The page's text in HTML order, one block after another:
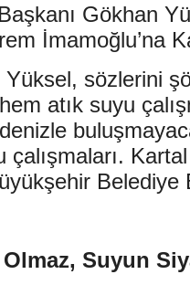
Gökhan
İmamoğlu’na
sözlerini
hem atık suyu
Belediye
Suyun